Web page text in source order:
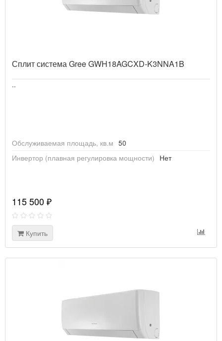
Сплит система Gree GWH18AGCXD-K3NNA1B
..
Обслуживаемая площадь, кв.м 50
Инвертор (плавная регулировка мощности)
Нет
115 500 ₽
Купить